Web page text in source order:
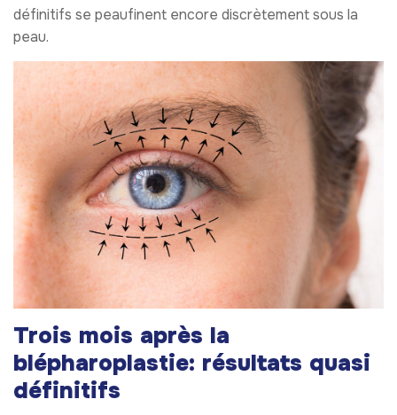
définitifs se peaufinent encore discrètement sous la
peau.
Trois mois après la
blépharoplastie: résultats quasi
définitifs